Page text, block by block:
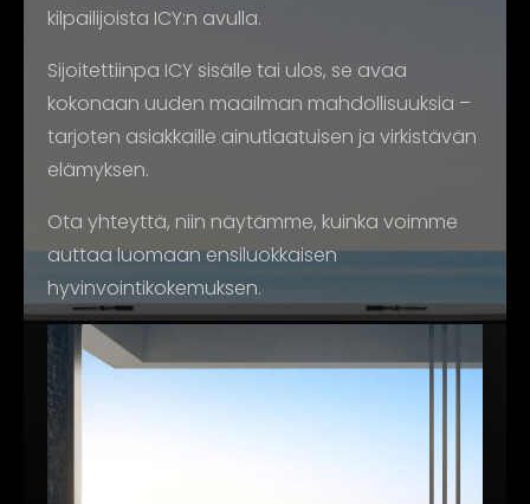
kilpailijoista ICY:n avulla.
Sijoitettiinpa ICY sisälle tai ulos, se avaa
kokonaan uuden maailman mahdollisuuksia –
tarjoten asiakkaille ainutlaatuisen ja virkistävän
elämyksen.
Ota yhteyttä, niin näytämme, kuinka voimme
auttaa luomaan ensiluokkaisen
hyvinvointikokemuksen.